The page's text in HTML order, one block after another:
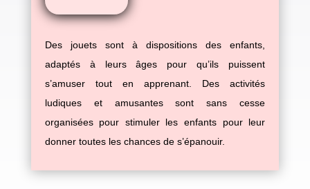
Des jouets sont à dispositions des enfants,
adaptés à leurs âges pour qu’ils puissent
s’amuser tout en apprenant. Des activités
ludiques et amusantes sont sans cesse
organisées pour stimuler les enfants pour leur
donner toutes les chances de s’épanouir.